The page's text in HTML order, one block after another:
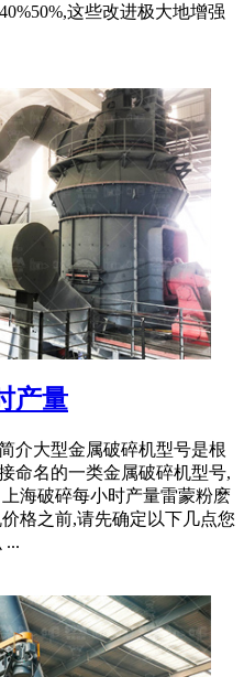
这些改进极大地增强
产量
介大型金属破碎机型号是根
命名的一类金属破碎机型号,
海破碎每小时产量雷蒙粉麽
格之前,请先确定以下几点您
...